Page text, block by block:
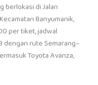
berlokasi di Jalan
Banyumanik,
per tiket, jadwal
dengan rute Semarang–
Toyota Avanza,